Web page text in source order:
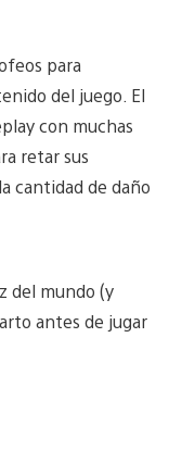
para
del juego. El
con muchas
retar sus
cantidad de daño
del mundo (y
antes de jugar